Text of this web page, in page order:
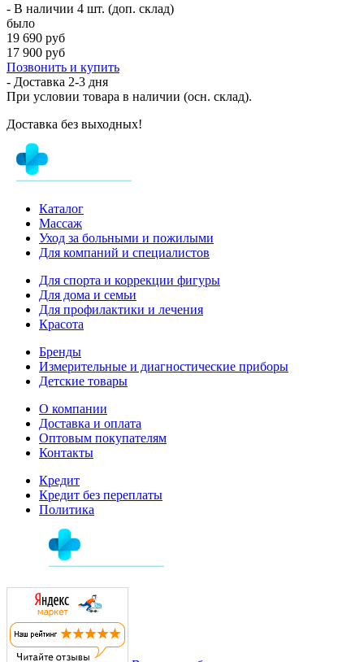
- В наличии 4 шт. (доп. склад)
было
19 690 руб
17 900 руб
Позвонить и купить
- Доставка 2-3 дня
При условии товара в наличии (осн. склад).
Доставка без выходных!
Каталог
Массаж
Уход за больными и пожилыми
Для компаний и специалистов
Для спорта и коррекции фигуры
Для дома и семьи
Для профилактики и лечения
Красота
Бренды
Измерительные и диагностические приборы
Детские товары
О компании
Доставка и оплата
Оптовым покупателям
Контакты
Кредит
Кредит без переплаты
Политика